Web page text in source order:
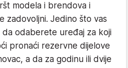
modela i brendova i
zadovoljni. Jedino što vas
da odaberete uređaj za koji
pronaći rezervne dijelove
a da za godinu ili dvije